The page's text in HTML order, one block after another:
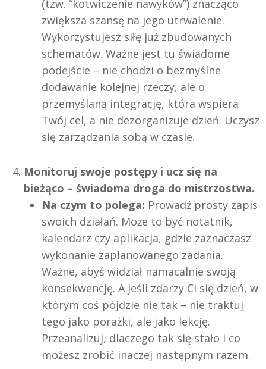
(tzw. “kotwiczenie nawyków”) znacząco
zwiększa szansę na jego utrwalenie.
Wykorzystujesz siłę już zbudowanych
schematów. Ważne jest tu świadome
podejście – nie chodzi o bezmyślne
dodawanie kolejnej rzeczy, ale o
przemyślaną integrację, która wspiera
Twój cel, a nie dezorganizuje dzień. Uczysz
się zarządzania sobą w czasie.
Monitoruj swoje postępy i ucz się na
bieżąco – świadoma droga do mistrzostwa.
Na czym to polega: Prowadź prosty zapis
swoich działań. Może to być notatnik,
kalendarz czy aplikacja, gdzie zaznaczasz
wykonanie zaplanowanego zadania.
Ważne, abyś widział namacalnie swoją
konsekwencję. A jeśli zdarzy Ci się dzień, w
którym coś pójdzie nie tak – nie traktuj
tego jako porażki, ale jako lekcję.
Przeanalizuj, dlaczego tak się stało i co
możesz zrobić inaczej następnym razem.